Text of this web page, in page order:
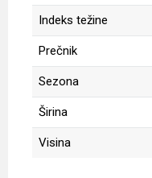
Indeks težine
Prečnik
Sezona
Širina
Visina